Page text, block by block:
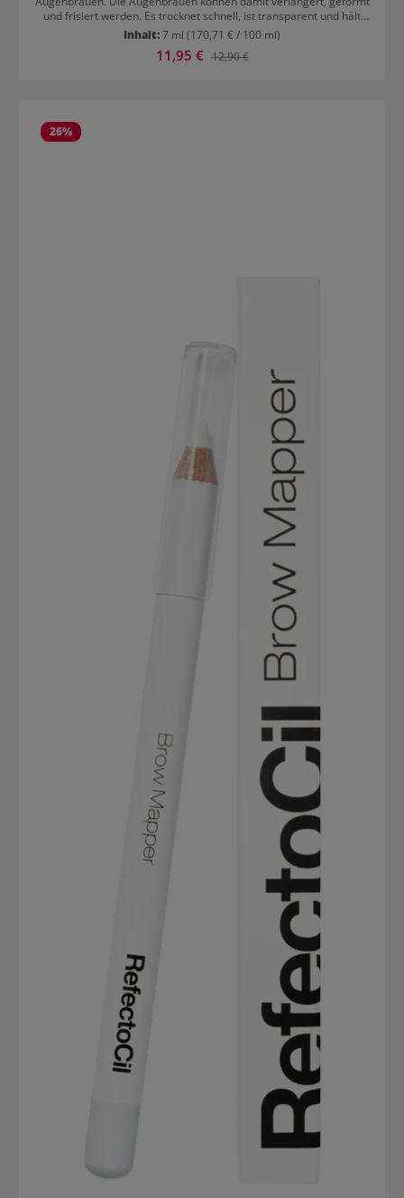
und frisiert werden. Es trocknet schnell, ist transparent und hält
stundenlang. Auch für Männer-Wimpern geeignet.
Inhalt:7 ml (170,71 € / 100 ml)
Verkaufspreis:
11,95 € Regulärer Preis:
12,90 €
26%